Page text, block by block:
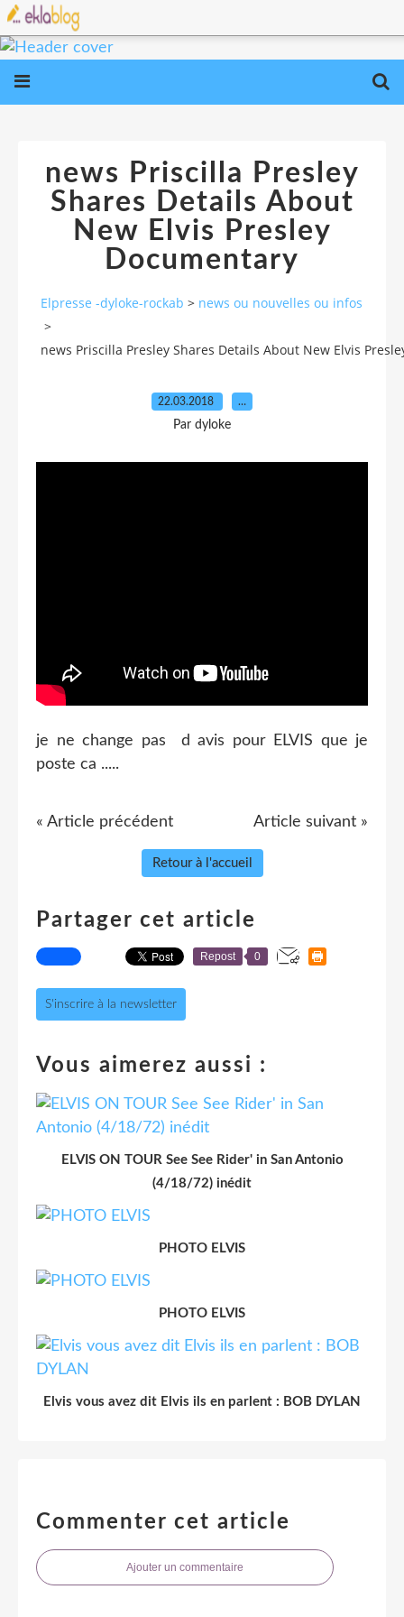
news Priscilla Presley
Shares Details About
New Elvis Presley
Documentary
Elpresse -dyloke-rockab > news ou nouvelles ou infos
>
news Priscilla Presley Shares Details About New Elvis
22.03.2018 …
Par dyloke
je ne change pas d avis pour ELVIS que je
poste ca .....
« Article précédent Article suivant »
Retour à l'accueil
Partager cet article
Repost 0
S'inscrire à la newsletter
Vous aimerez aussi :
ELVIS ON TOUR See See Rider' in San Antonio
(4/18/72) inédit
PHOTO ELVIS
PHOTO ELVIS
Elvis vous avez dit Elvis ils en parlent : BOB DYLAN
Commenter cet article
Ajouter un commentaire